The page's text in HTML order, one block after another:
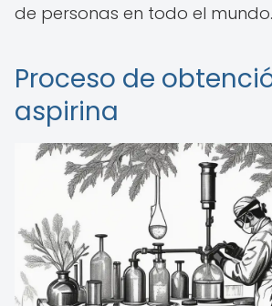
de personas en todo el mundo.
Proceso de
aspirina